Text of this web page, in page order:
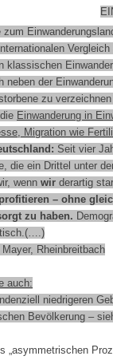
zum
klassischen
neben der
zu
Einwanderung in
Migration wie
Seit vier
die ein Drittel unter
wenn wir derartig
– ohne
zu haben.
Rheinbreitbach
auch:
niedrigeren
Bevölkerung –
„asymmetrischen